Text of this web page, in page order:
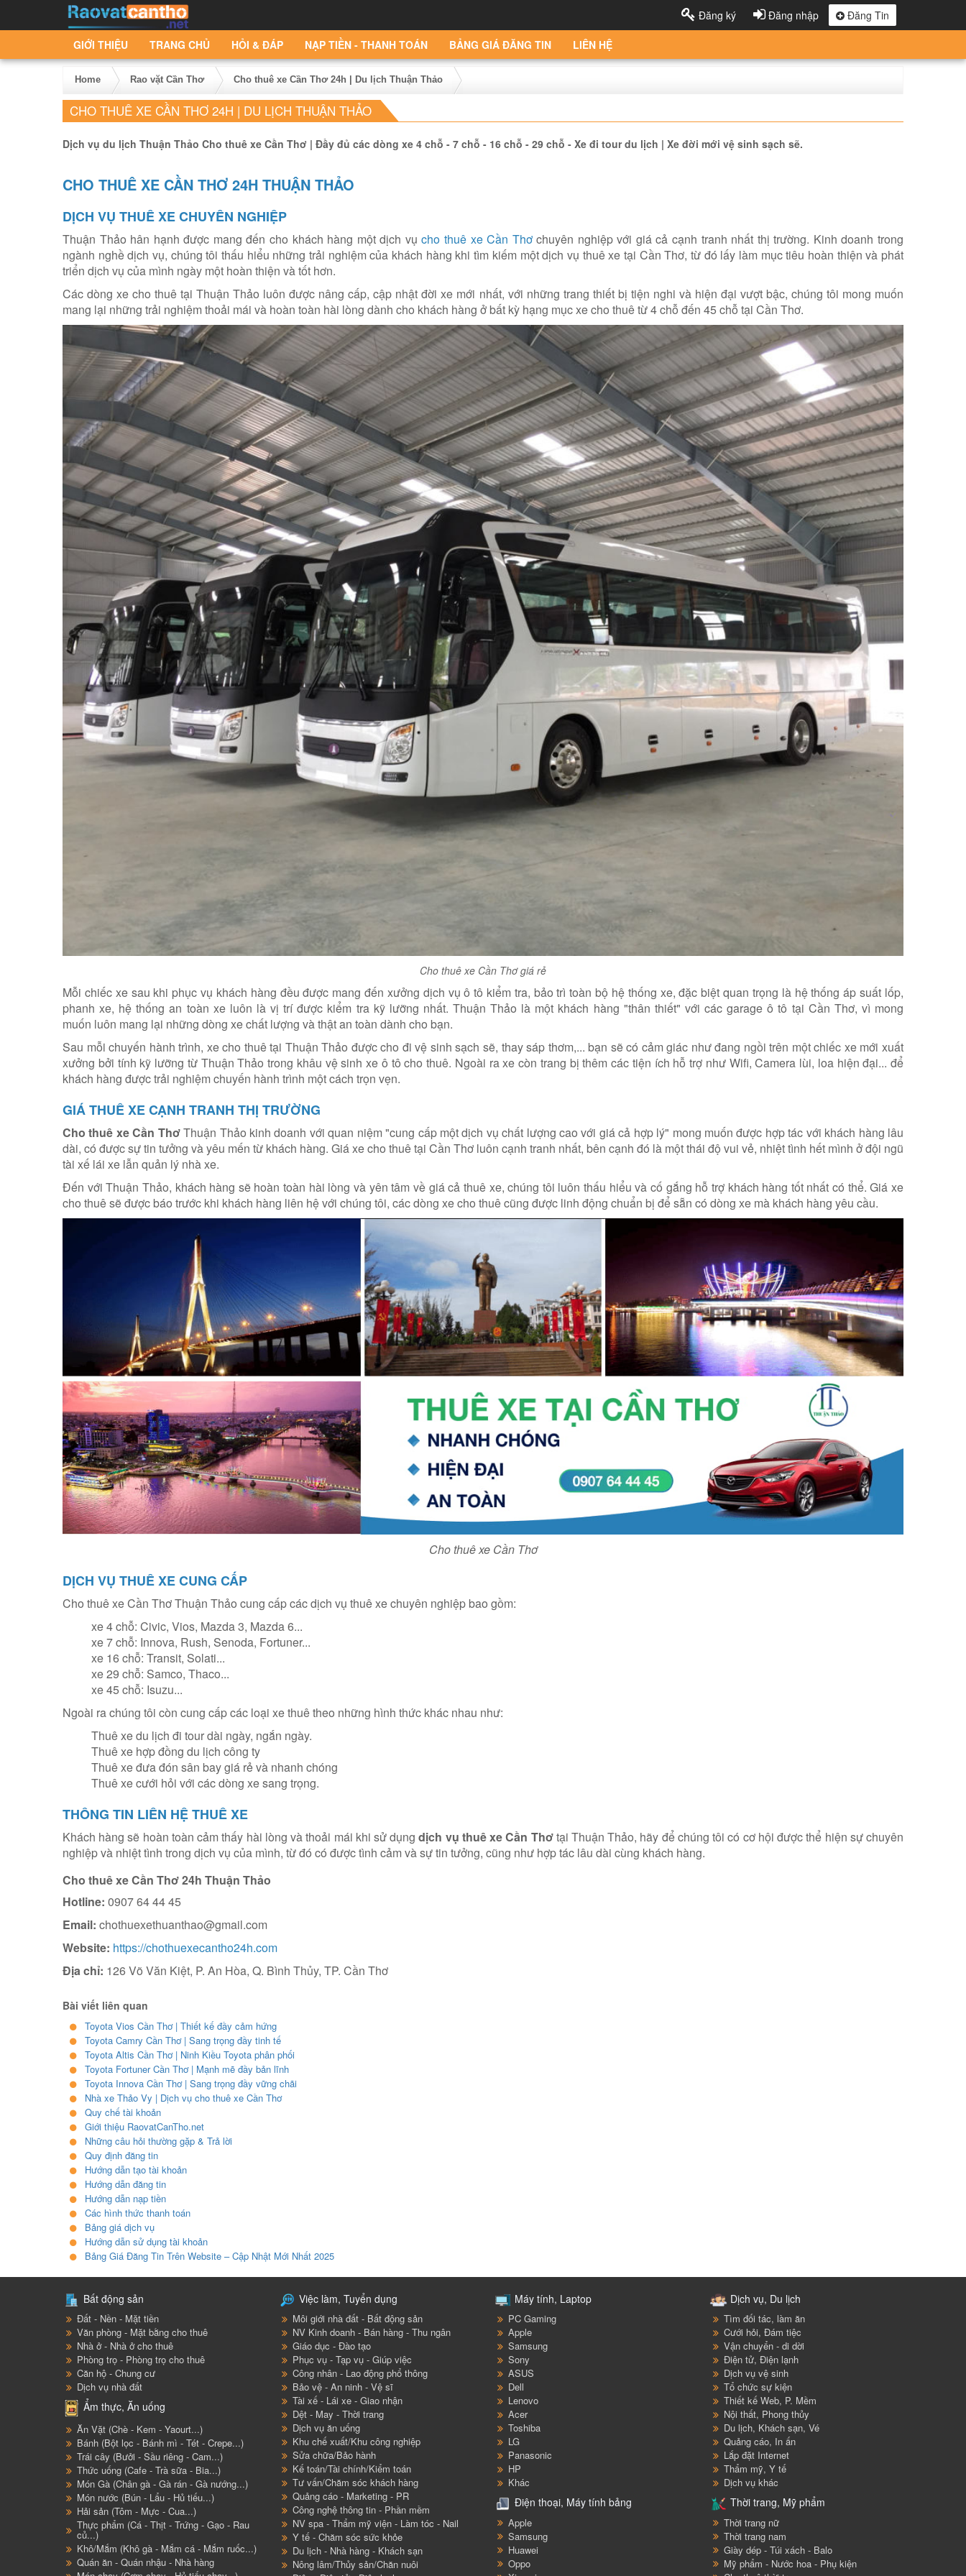
Đăng ký Đăng nhập Đăng Tin
GIỚI THIỆU TRANG CHỦ HỎI & ĐÁP NẠP TIỀN - THANH TOÁN BẢNG GIÁ ĐĂNG TIN LIÊN HỆ
Home Rao vặt Cần Thơ Cho thuê xe Cần Thơ 24h | Du lịch Thuận Thảo
CHO THUÊ XE CẦN THƠ 24H | DU LỊCH THUẬN THẢO
Dịch vụ du lịch Thuận Thảo Cho thuê xe Cần Thơ | Đầy đủ các dòng xe 4 chỗ - 7 chỗ - 16 chỗ - 29 chỗ - Xe đi tour du lịch | Xe đời mới vệ sinh sạch sẽ.
CHO THUÊ XE CẦN THƠ 24H THUẬN THẢO
DỊCH VỤ THUÊ XE CHUYÊN NGHIỆP
Thuận Thảo hân hạnh được mang đến cho khách hàng một dịch vụcho thuê xe Cần Thơchuyên nghiệp với giá cả cạnh tranh nhất thị trường. Kinh doanh trong
ngành nghề dịch vụ, chúng tôi thấu hiểu những trải nghiệm của khách hàng khi tìm kiếm một dịch vụ thuê xe tại Cần Thơ, từ đó lấy làm mục tiêu hoàn thiện và phát
triển dịch vụ của mình ngày một hoàn thiện và tốt hơn.
Các dòng xe cho thuê tại Thuận Thảo luôn được nâng cấp, cập nhật đời xe mới nhất, với những trang thiết bị tiện nghi và hiện đại vượt bậc, chúng tôi mong muốn
mang lại những trải nghiệm thoải mái và hoàn toàn hài lòng dành cho khách hàng ở bất kỳ hạng mục xe cho thuê từ 4 chỗ đến 45 chỗ tại Cần Thơ.
Cho thuê xe Cần Thơ giá rẻ
Mỗi chiếc xe sau khi phục vụ khách hàng đều được mang đến xưởng dịch vụ ô tô kiểm tra, bảo trì toàn bộ hệ thống xe, đặc biệt quan trọng là hệ thống áp suất lốp,
phanh xe, hệ thống an toàn xe luôn là vị trí được kiểm tra kỹ lưỡng nhất. Thuận Thảo là một khách hàng "thân thiết" với các garage ô tô tại Cần Thơ, vì mong
muốn luôn mang lại những dòng xe chất lượng và thật an toàn dành cho bạn.
Sau mỗi chuyến hành trình, xe cho thuê tại Thuận Thảo được cho đi vệ sinh sạch sẽ, thay sáp thơm,... bạn sẽ có cảm giác như đang ngồi trên một chiếc xe mới xuất
xưởng bởi tính kỹ lưỡng từ Thuận Thảo trong khâu vệ sinh xe ô tô cho thuê. Ngoài ra xe còn trang bị thêm các tiện ích hỗ trợ như Wifi, Camera lùi, loa hiện đại... để
khách hàng được trải nghiệm chuyến hành trình một cách trọn vẹn.
GIÁ THUÊ XE CẠNH TRANH THỊ TRƯỜNG
Cho thuê xe Cần ThơThuận Thảo kinh doanh với quan niệm "cung cấp một dịch vụ chất lượng cao với giá cả hợp lý" mong muốn được hợp tác với khách hàng lâu
dài, có được sự tin tưởng và yêu mến từ khách hàng. Giá xe cho thuê tại Cần Thơ luôn cạnh tranh nhất, bên cạnh đó là một thái độ vui vẻ, nhiệt tình hết mình ở đội ngũ
tài xế lái xe lẫn quản lý nhà xe.
Đến với Thuận Thảo, khách hàng sẽ hoàn toàn hài lòng và yên tâm về giá cả thuê xe, chúng tôi luôn thấu hiểu và cố gắng hỗ trợ khách hàng tốt nhất có thể. Giá xe
cho thuê sẽ được báo trước khi khách hàng liên hệ với chúng tôi, các dòng xe cho thuê cũng được linh động chuẩn bị để sẵn có dòng xe mà khách hàng yêu cầu.
Cho thuê xe Cần Thơ
DỊCH VỤ THUÊ XE CUNG CẤP
Cho thuê xe Cần Thơ Thuận Thảo cung cấp các dịch vụ thuê xe chuyên nghiệp bao gồm:
xe 4 chỗ: Civic, Vios, Mazda 3, Mazda 6...
xe 7 chỗ: Innova, Rush, Senoda, Fortuner...
xe 16 chỗ: Transit, Solati...
xe 29 chỗ: Samco, Thaco...
xe 45 chỗ: Isuzu...
Ngoài ra chúng tôi còn cung cấp các loại xe thuê theo những hình thức khác nhau như:
Thuê xe du lịch đi tour dài ngày, ngắn ngày.
Thuê xe hợp đồng du lịch công ty
Thuê xe đưa đón sân bay giá rẻ và nhanh chóng
Thuê xe cưới hỏi với các dòng xe sang trọng.
THÔNG TIN LIÊN HỆ THUÊ XE
Khách hàng sẽ hoàn toàn cảm thấy hài lòng và thoải mái khi sử dụngdịch vụ thuê xe Cần Thơtại Thuận Thảo, hãy để chúng tôi có cơ hội được thể hiện sự chuyên
nghiệp và nhiệt tình trong dịch vụ của mình, từ đó có được tình cảm và sự tin tưởng, cũng như hợp tác lâu dài cùng khách hàng.
Cho thuê xe Cần Thơ 24h Thuận Thảo
Hotline: 0907 64 44 45
Email: chothuexethuanthao@gmail.com
Website: https://chothuexecantho24h.com
Địa chỉ: 126 Võ Văn Kiệt, P. An Hòa, Q. Bình Thủy, TP. Cần Thơ
Bài viết liên quan
Toyota Vios Cần Thơ | Thiết kế đầy cảm hứng
Toyota Camry Cần Thơ | Sang trọng đầy tinh tế
Toyota Altis Cần Thơ | Ninh Kiều Toyota phân phối
Toyota Fortuner Cần Thơ | Mạnh mẽ đầy bản lĩnh
Toyota Innova Cần Thơ | Sang trọng đầy vững chãi
Nhà xe Thảo Vy | Dịch vụ cho thuê xe Cần Thơ
Quy chế tài khoản
Giới thiệu RaovatCanTho.net
Những câu hỏi thường gặp & Trả lời
Quy định đăng tin
Hướng dẫn tạo tài khoản
Hướng dẫn đăng tin
Hướng dẫn nạp tiền
Các hình thức thanh toán
Bảng giá dịch vụ
Hướng dẫn sử dụng tài khoản
Bảng Giá Đăng Tin Trên Website – Cập Nhật Mới Nhất 2025
Bất động sản
Đất - Nền - Mặt tiền
Văn phòng - Mặt bằng cho thuê
Nhà ở - Nhà ở cho thuê
Phòng trọ - Phòng trọ cho thuê
Căn hộ - Chung cư
Dịch vụ nhà đất
Ẩm thực, Ăn uống
Ăn Vặt (Chè - Kem - Yaourt...)
Bánh (Bột lọc - Bánh mì - Tét - Crepe...)
Trái cây (Bưởi - Sầu riêng - Cam...)
Thức uống (Cafe - Trà sữa - Bia...)
Món Gà (Chân gà - Gà rán - Gà nướng...)
Món nước (Bún - Lẩu - Hủ tiếu...)
Hải sản (Tôm - Mực - Cua...)
Thực phẩm (Cá - Thịt - Trứng - Gạo - Rau
củ...)
Khô/Mắm (Khô gà - Mắm cá - Mắm ruốc...)
Quán ăn - Quán nhậu - Nhà hàng
Việc làm, Tuyển dụng
Môi giới nhà đất - Bất động sản
NV Kinh doanh - Bán hàng - Thu ngân
Giáo dục - Đào tạo
Phục vụ - Tạp vụ - Giúp việc
Công nhân - Lao động phổ thông
Bảo vệ - An ninh - Vệ sĩ
Tài xế - Lái xe - Giao nhận
Dệt - May - Thời trang
Dịch vụ ăn uống
Khu chế xuất/Khu công nghiệp
Sửa chữa/Bảo hành
Kế toán/Tài chính/Kiểm toán
Tư vấn/Chăm sóc khách hàng
Quảng cáo - Marketing - PR
Công nghệ thông tin - Phần mềm
NV spa - Thẩm mỹ viện - Làm tóc - Nail
Y tế - Chăm sóc sức khỏe
Du lịch - Nhà hàng - Khách sạn
Nông lâm/Thủy sản/Chăn nuôi
Máy tính, Laptop
PC Gaming
Apple
Samsung
Sony
ASUS
Dell
Lenovo
Acer
Toshiba
LG
Panasonic
HP
Khác
Điện thoại, Máy tính bảng
Apple
Samsung
Huawei
Oppo
Dịch vụ, Du lịch
Tìm đối tác, làm ăn
Cưới hỏi, Đám tiệc
Vận chuyển - di dời
Điện tử, Điện lạnh
Dịch vụ vệ sinh
Tổ chức sự kiện
Thiết kế Web, P. Mềm
Nội thất, Phong thủy
Du lịch, Khách sạn, Vé
Quảng cáo, In ấn
Lắp đặt Internet
Thẩm mỹ, Y tế
Dịch vụ khác
Thời trang, Mỹ phẩm
Thời trang nữ
Thời trang nam
Giày dép - Túi xách - Balo
Mỹ phẩm - Nước hoa - Phụ kiện